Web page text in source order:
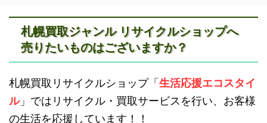
札幌買取ジャンル リサイクルショップへ
売りたいものはございますか？
札幌買取リサイクルショップ「生活応援エコスタイ
ル」ではリサイクル・買取サービスを行い、お客様
の生活を応援しています！！